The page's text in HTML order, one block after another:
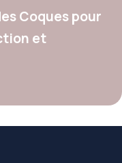
Coques pour
et